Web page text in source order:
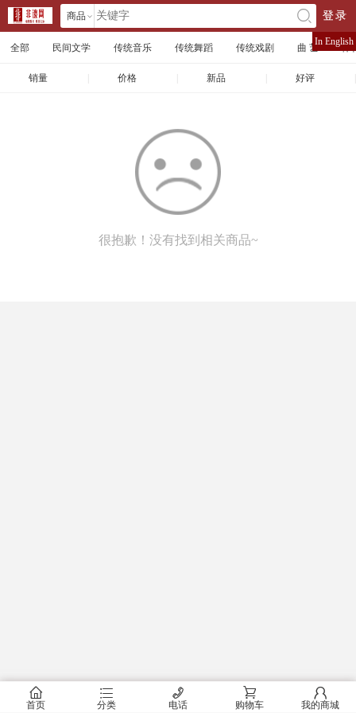
商品 󰄘 登录
全部 民间文学 传统音乐 传统舞蹈 传统戏剧 曲 艺 体
销量 价格 新品 好评
很抱歉！没有找到相关商品~
In English
󰂠
首页
󰂦
分类
󰄫
电话
󰂟
购物车
󰂢
我的商城